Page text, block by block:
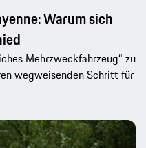
Warum sich
Mehrzweckfahrzeug“ zu
wegweisenden Schritt für